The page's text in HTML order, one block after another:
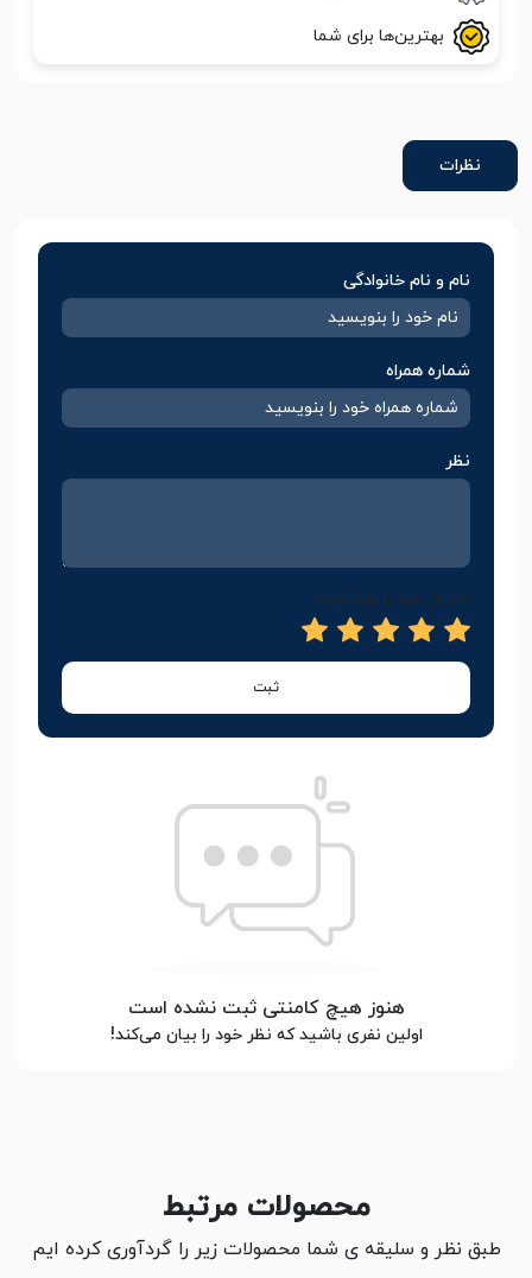
بهترین‌ها برای شما
نظرات
نام و نام خانوادگی
شماره همراه
نظر
امتیاز خود را وارد کنید
ثبت
هنوز هیچ کامنتی ثبت نشده است
اولین نفری باشید که نظر خود را بیان می‌کند!
محصولات مرتبط
طبق نظر و سلیقه ی شما محصولات زیر را گردآوری کرده ایم